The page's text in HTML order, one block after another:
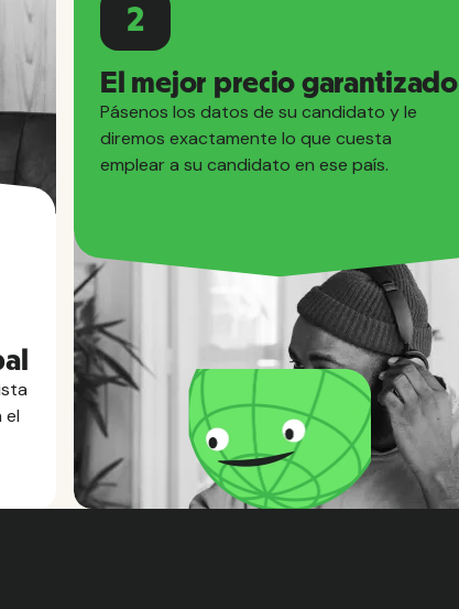
el
2
El mejor precio garantizado
Pásenos los datos de su candidato y le
diremos exactamente lo que cuesta
emplear a su candidato en ese país.